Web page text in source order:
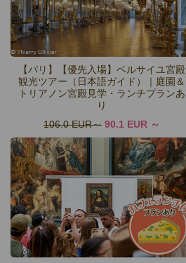
【パリ】【優先入場】ベルサイユ宮殿
観光ツアー（日本語ガイド）｜庭園＆
トリアノン宮殿見学・ランチプランあ
り
106.0 EUR
90.1 EUR